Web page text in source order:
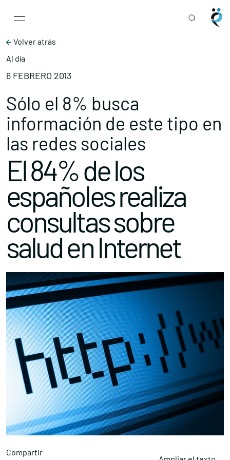
Main Navigation
Volver atrás
Al día
6 FEBRERO 2013
Sólo el 8% busca
información de este tipo en
las redes sociales
El 84% de los
españoles realiza
consultas sobre
salud en Internet
Compartir